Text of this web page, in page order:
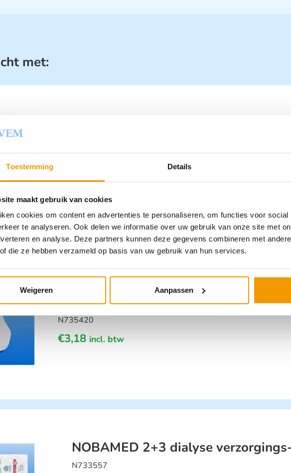
Toestemming Details
maakt gebruik van cookies
cookies om content en advertenties te personaliseren, om functies voor social
te analyseren. Ook delen we informatie over uw gebruik van onze site met
en analyse. Deze partners kunnen deze gegevens combineren met
die ze hebben verzameld op basis van uw gebruik van hun services.
Weigeren Aanpassen
met:
Gaasdeppers ( ring )
– 44,21
Gaasdeppers NOBA® S -, 20 x 20 cm,
15 sets (4)
N735420
€3,18 incl. btw
NOBAMED 2+3 dialyse
N733557